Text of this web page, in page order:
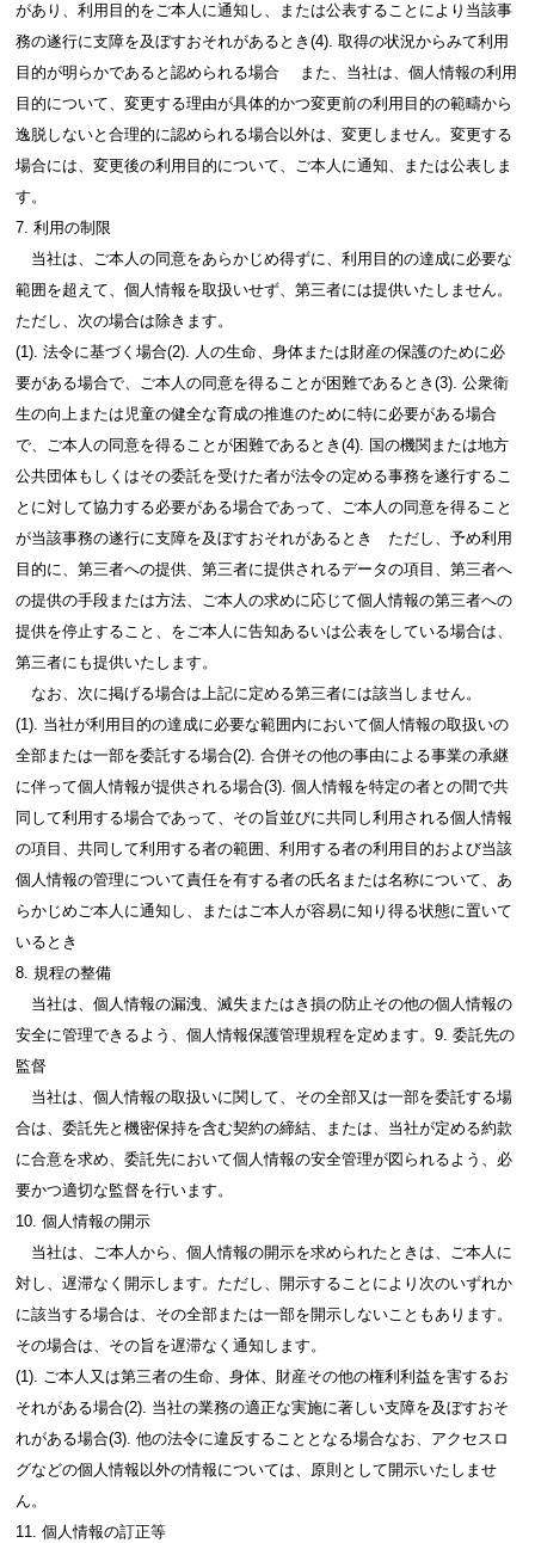
があり、利用目的をご本人に通知し、または公表することにより当該事
務の遂行に支障を及ぼすおそれがあるとき(4). 取得の状況からみて利用
目的が明らかであると認められる場合 また、当社は、個人情報の利用
目的について、変更する理由が具体的かつ変更前の利用目的の範疇から
逸脱しないと合理的に認められる場合以外は、変更しません。変更する
場合には、変更後の利用目的について、ご本人に通知、または公表しま
す。
7. 利用の制限
当社は、ご本人の同意をあらかじめ得ずに、利用目的の達成に必要な
範囲を超えて、個人情報を取扱いせず、第三者には提供いたしません。
ただし、次の場合は除きます。
(1). 法令に基づく場合(2). 人の生命、身体または財産の保護のために必
要がある場合で、ご本人の同意を得ることが困難であるとき(3). 公衆衛
生の向上または児童の健全な育成の推進のために特に必要がある場合
で、ご本人の同意を得ることが困難であるとき(4). 国の機関または地方
公共団体もしくはその委託を受けた者が法令の定める事務を遂行するこ
とに対して協力する必要がある場合であって、ご本人の同意を得ること
が当該事務の遂行に支障を及ぼすおそれがあるとき ただし、予め利用
目的に、第三者への提供、第三者に提供されるデータの項目、第三者へ
の提供の手段または方法、ご本人の求めに応じて個人情報の第三者への
提供を停止すること、をご本人に告知あるいは公表をしている場合は、
第三者にも提供いたします。
なお、次に掲げる場合は上記に定める第三者には該当しません。
(1). 当社が利用目的の達成に必要な範囲内において個人情報の取扱いの
全部または一部を委託する場合(2). 合併その他の事由による事業の承継
に伴って個人情報が提供される場合(3). 個人情報を特定の者との間で共
同して利用する場合であって、その旨並びに共同し利用される個人情報
の項目、共同して利用する者の範囲、利用する者の利用目的および当該
個人情報の管理について責任を有する者の氏名または名称について、あ
らかじめご本人に通知し、またはご本人が容易に知り得る状態に置いて
いるとき
8. 規程の整備
当社は、個人情報の漏洩、滅失またはき損の防止その他の個人情報の
安全に管理できるよう、個人情報保護管理規程を定めます。9. 委託先の
監督
当社は、個人情報の取扱いに関して、その全部又は一部を委託する場
合は、委託先と機密保持を含む契約の締結、または、当社が定める約款
に合意を求め、委託先において個人情報の安全管理が図られるよう、必
要かつ適切な監督を行います。
10. 個人情報の開示
当社は、ご本人から、個人情報の開示を求められたときは、ご本人に
対し、遅滞なく開示します。ただし、開示することにより次のいずれか
に該当する場合は、その全部または一部を開示しないこともあります。
その場合は、その旨を遅滞なく通知します。
(1). ご本人又は第三者の生命、身体、財産その他の権利利益を害するお
それがある場合(2). 当社の業務の適正な実施に著しい支障を及ぼすおそ
れがある場合(3). 他の法令に違反することとなる場合なお、アクセスロ
グなどの個人情報以外の情報については、原則として開示いたしませ
ん。
11. 個人情報の訂正等